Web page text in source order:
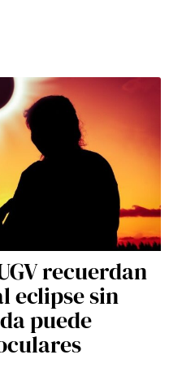
recuerdan
eclipse sin
puede